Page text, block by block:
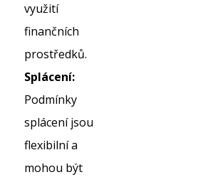
využití
finančních
prostředků.
Splácení:
Podmínky
splácení jsou
flexibilní a
mohou být